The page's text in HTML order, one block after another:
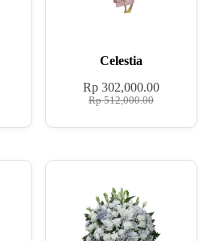
Celestia
Rp512,000.00
Rp 302,000.00